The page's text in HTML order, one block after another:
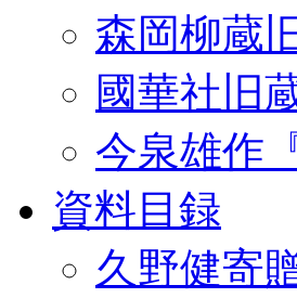
森岡柳蔵
國華社旧
今泉雄作
資料目録
久野健寄